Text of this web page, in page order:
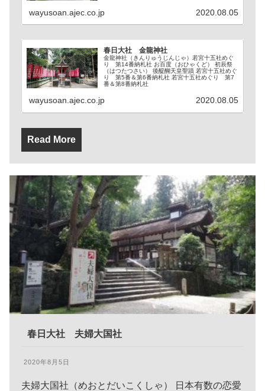
wayusoan.ajec.co.jp 2020.08.05
春日大社 金龍神社
金龍神社（きんりゅうじんじゃ）若宮十五社めぐ
り 第14番納札社 お百度（おひゃくど） 初辰祭
（はつたつさい） 後醍醐天皇聖蹟 若宮十五社めぐ
り 第5番＆第6番納札社 若宮十五社めぐり 第7
番＆第8番納札社
wayusoan.ajec.co.jp 2020.08.05
Read More
春日大社 夫婦大国社
2020年8月5日
夫婦大国社（めおとだいこくしゃ） 日本有数の恋愛